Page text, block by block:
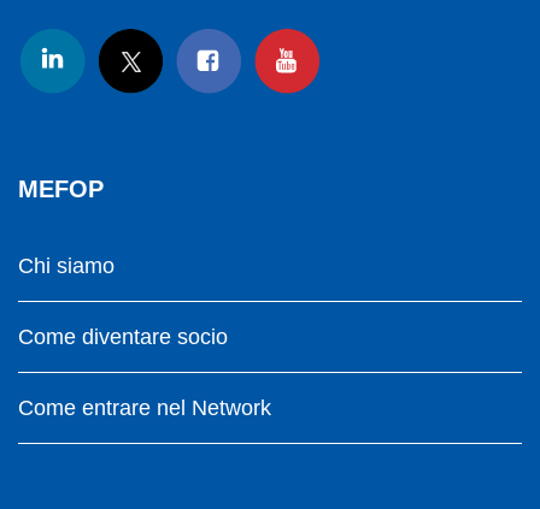
MEFOP
Chi siamo
Come diventare socio
Come entrare nel Network